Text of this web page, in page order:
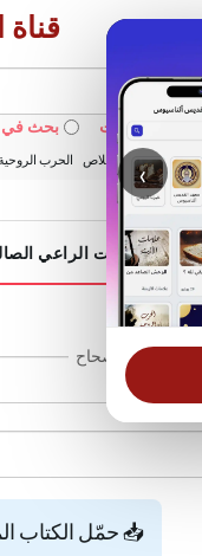
‹
في الويبسايت بحث في
خبزنا اليومي الخلاص الحرب
خدمات الراعي
الإصحاح
📥 حمّل الكتاب